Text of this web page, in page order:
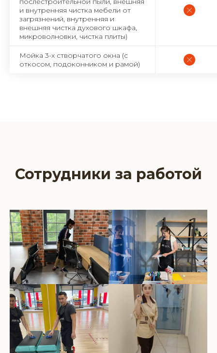
и внутренняя чистка мебели от
загрязнений, внутренняя и
внешняя чистка духового шкафа,
микроволновки, чистка плиты)
Мойка 3-х створчатого окна (с
откосом, подоконником и рамой)
Сотрудники за работой